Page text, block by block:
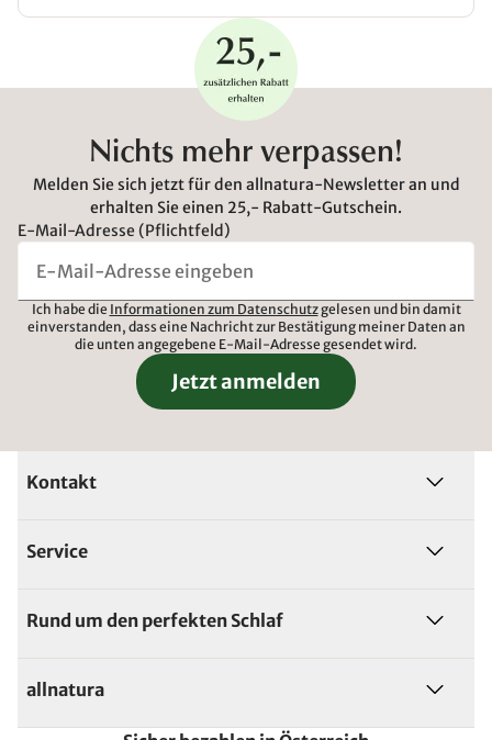
Nichts mehr verpassen!
Melden Sie sich jetzt für den allnatura-Newsletter an und
erhalten Sie einen 25,- Rabatt-Gutschein.
E-Mail-Adresse (Pflichtfeld)
Ich habe die Informationen zum Datenschutzgelesen und bin damit
einverstanden, dass eine Nachricht zur Bestätigung meiner Daten an
die unten angegebene E-Mail-Adresse gesendet wird.
Jetzt anmelden
Kontakt
Service
Rund um den perfekten Schlaf
allnatura